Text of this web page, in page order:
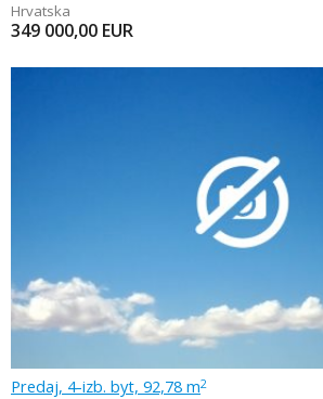
Hrvatska
349 000,00 EUR
Predaj, 4-izb. byt, 92,78 m2